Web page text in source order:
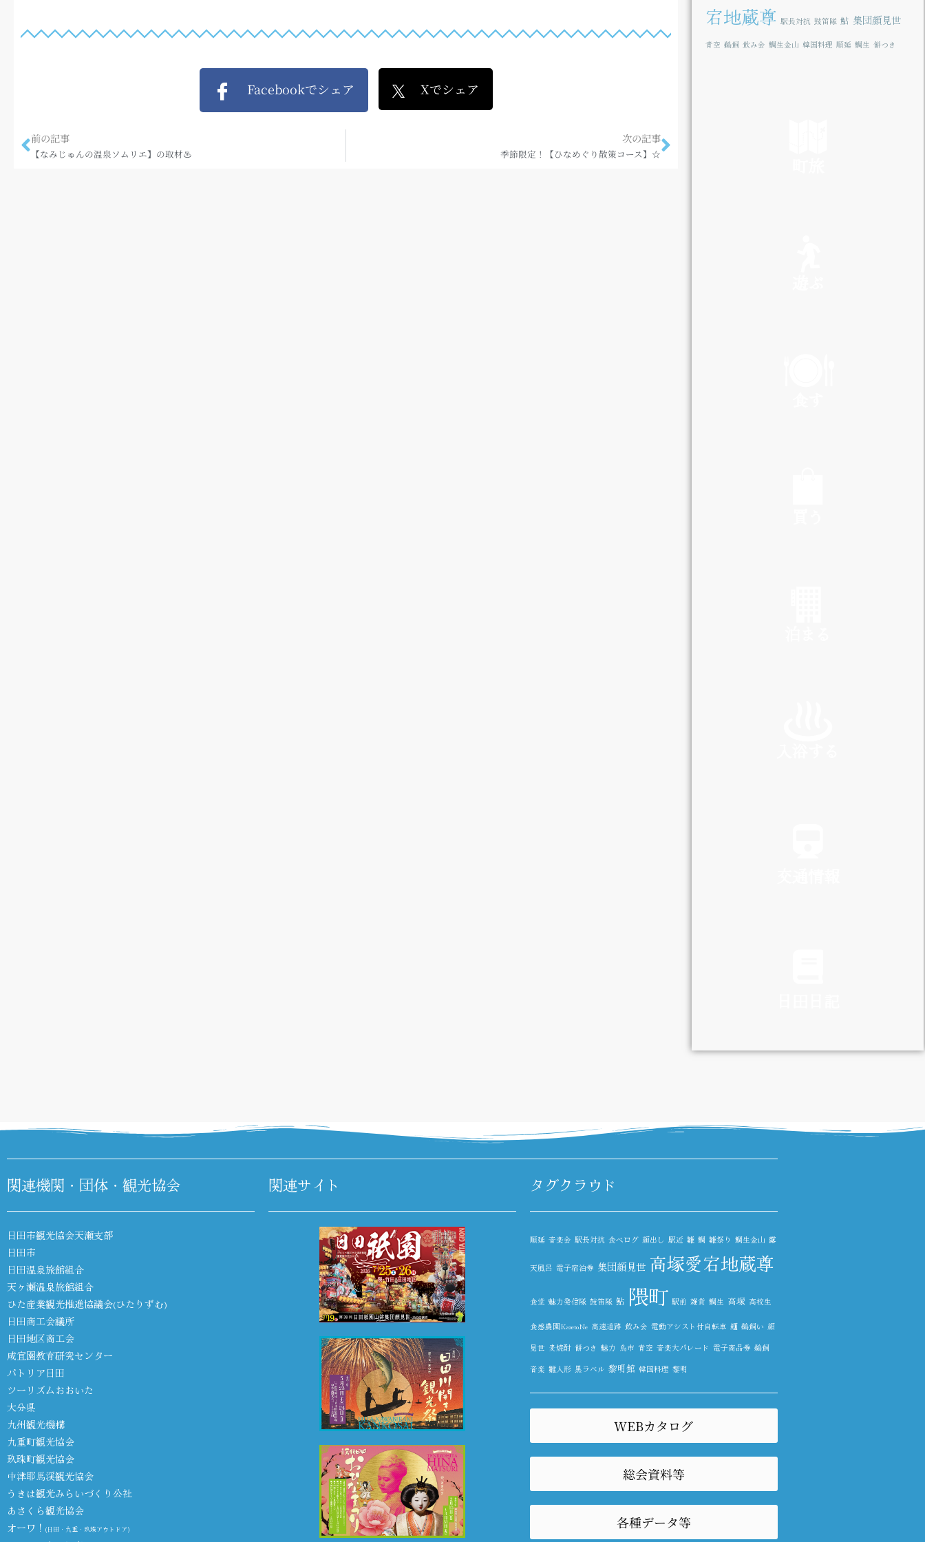
Facebookでシェア Xでシェア
前の記事
【なみじゅんの温泉ソムリエ】の取材♨
次の記事
季節限定！【ひなめぐり散策コース】☆
宕地蔵尊 駅長対抗 鼓笛隊 鮎 集団顔見世
青空 鵜飼 飲み会 鯛生金山 韓国料理 順延 鯛生 餅つき
DIARY
関連機関・団体・観光協会
日田市観光協会天瀬支部
日田市
日田温泉旅館組合
天ヶ瀬温泉旅館組合
ひた産業観光推進協議会(ひたりずむ)
日田商工会議所
日田地区商工会
咸宜園教育研究センター
パトリア日田
ツーリズムおおいた
大分県
九州観光機構
九重町観光協会
玖珠町観光協会
中津耶馬渓観光協会
うきは観光みらいづくり公社
あさくら観光協会
オーワ！ (日田・九重・玖珠アウトドア)
関連サイト タグクラウド
順延 音楽会 駅長対抗 食べログ 顔出し 駅近 雛 鯛 雛祭り 鯛生金山 露
天風呂 電子宿泊券 集団顔見世 高塚愛宕地蔵尊
食堂 魅力発信隊 鼓笛隊 鮎 隈町 駅前 雑貨 鯛生 高塚 高校生
食感農園KazetoNe 高速道路 飲み会 電動アシスト付自転車 麺 鵜飼い 顔
見世 麦焼酎 餅つき 魅力 鳥市 青空 音楽大パレード 電子商品券 鵜飼
音楽 雛人形 黒ラベル 黎明館 韓国料理 黎明
WEBカタログ
総会資料等
各種データ等